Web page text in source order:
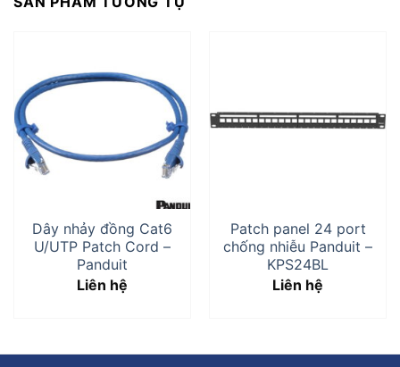
Dây nhảy đồng Cat6
U/UTP Patch Cord –
Panduit
Liên hệ
Patch panel 24 port
chống nhiễu Panduit –
KPS24BL
Liên hệ